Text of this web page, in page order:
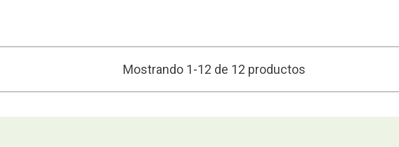
Mostrando 1-12 de 12 productos